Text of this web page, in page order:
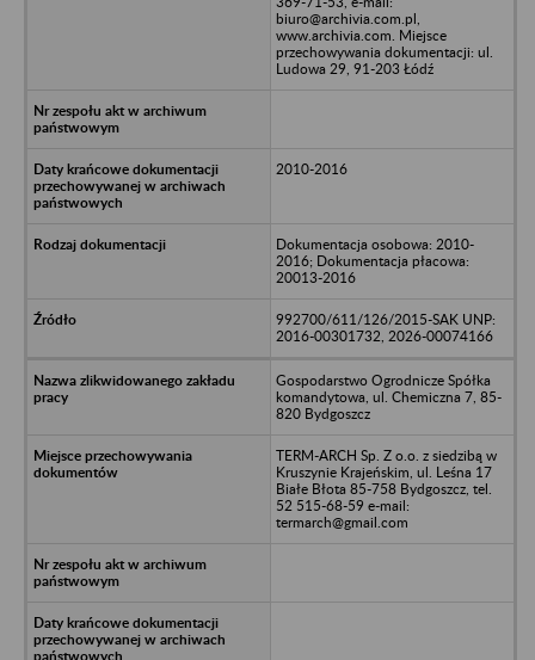
biuro@archivia.com.pl,
www.archivia.com. Miejsce
przechowywania dokumentacji: ul.
Ludowa 29, 91-203 Łódź
2010-2016
Dokumentacja osobowa: 2010-
2016; Dokumentacja płacowa:
20013-2016
992700/611/126/2015-SAK UNP:
2016-00301732, 2026-00074166
Gospodarstwo Ogrodnicze Spółka
komandytowa, ul. Chemiczna 7, 85-
820 Bydgoszcz
TERM-ARCH Sp. Z o.o. z siedzibą w
Kruszynie Krajeńskim, ul. Leśna 17
Białe Błota 85-758 Bydgoszcz, tel.
52 515-68-59 e-mail:
termarch@gmail.com